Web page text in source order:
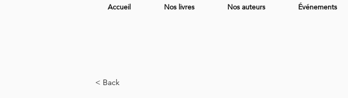
Accueil Nos livres Nos auteurs Événements
< Back